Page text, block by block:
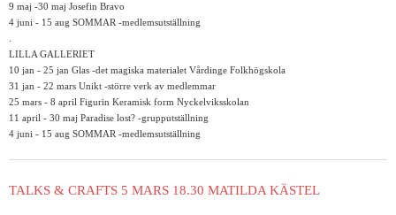
9 maj -30 maj Josefin Bravo
4 juni - 15 aug SOMMAR -medlemsutställning
LILLA GALLERIET
10 jan - 25 jan Glas -det magiska materialet Vårdinge Folkhögskola
31 jan - 22 mars Unikt -större verk av medlemmar
25 mars - 8 april Figurin Keramisk form Nyckelviksskolan
11 april - 30 maj Paradise lost? -grupputställning
4 juni - 15 aug SOMMAR -medlemsutställning
TALKS & CRAFTS 5 MARS 18.30 MATILDA KÄSTEL